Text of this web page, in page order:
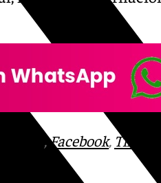
,Facebook, Tik Tok